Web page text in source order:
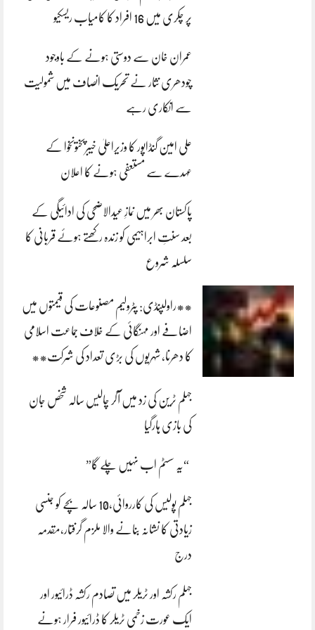
پر چکری میں 16 افراد کا کامیاب ریسکیو
عمران خان سے دوستی ہونے کے باوجود
چودھری نثار نے تحریک انصاف میں شمولیت
سے انکاری رہے
علی امین گنڈاپور کا وزیراعلیٰ خیبرپختونخوا کے
عہدے سے مستعفی ہونے کا اعلان
پاکستان بھر میں نمازِ عیدالاضحی کی ادائیگی کے
بعد سنتِ ابراہیمی کو زندہ رکھتے ہوئے قربانی کا
سلسلہ شروع
**راولپنڈی: پٹرولیم مصنوعات کی قیمتوں میں
اضافے اور مہنگائی کے خلاف جماعت اسلامی
کا دھرنا، شہریوں کی بڑی تعداد کی شرکت**
جہلم ٹرین کی زد میں آکر چالیس سالہ شخص جان
کی بازی ہارگیا
“یہ سسٹم اب نہیں چلے گا”
جہلم پولیس کی کارروائی،10 سالہ بچے کو جنسی
زیادتی کا نشانہ بنانے والا ملزم گرفتار،مقدمہ
درج
جہلم رکشہ اور ٹریلر میں تصادم رکشہ ڈرائیور اور
ایک عورت زخمی ٹریلر کا ڈرائیور فرار ہونے